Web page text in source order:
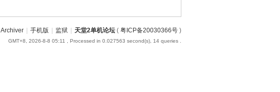
Archiver | 手机版 | 监狱 | 天堂2单机论坛 ( 粤ICP备20030366号 )
GMT+8, 2026-8-8 05:11 , Processed in 0.027563 second(s), 14 queries .